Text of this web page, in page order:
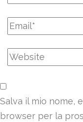
Salva il mio nome,
browser per la